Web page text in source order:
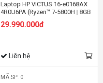
Laptop HP VICTUS 16-e0168AX
4R0U6PA (Ryzen™ 7-5800H | 8GB
| 512GB | RTX 3050 Ti 4GB | 16.1
FHD | Win 10 | Đen)
29.990.000đ
Liên hệ
MÃ SP: 0